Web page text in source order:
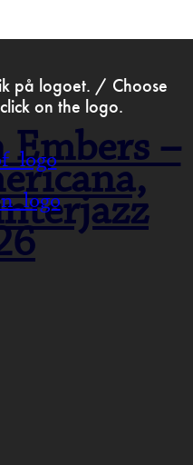
på logoet. / Choose
on the logo.
Embers –